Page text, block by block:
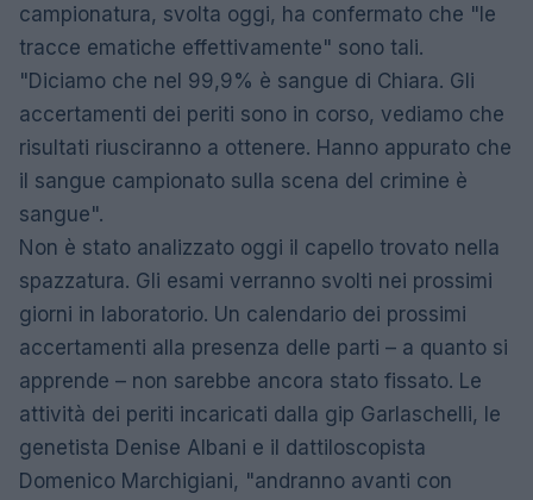
campionatura, svolta oggi, ha confermato che "le
tracce ematiche effettivamente" sono tali.
"Diciamo che nel 99,9% è sangue di Chiara. Gli
accertamenti dei periti sono in corso, vediamo che
risultati riusciranno a ottenere. Hanno appurato che
il sangue campionato sulla scena del crimine è
sangue".
Non è stato analizzato oggi il capello trovato nella
spazzatura. Gli esami verranno svolti nei prossimi
giorni in laboratorio. Un calendario dei prossimi
accertamenti alla presenza delle parti – a quanto si
apprende – non sarebbe ancora stato fissato. Le
attività dei periti incaricati dalla gip Garlaschelli, le
genetista Denise Albani e il dattiloscopista
Domenico Marchigiani, "andranno avanti con